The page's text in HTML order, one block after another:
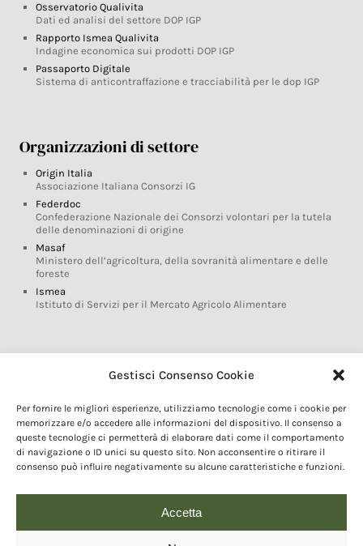
Gestisci Consenso Cookie
Per fornire le migliori esperienze, utilizziamo tecnologie come i cookie per
memorizzare e/o accedere alle informazioni del dispositivo. Il consenso a
queste tecnologie ci permetterà di elaborare dati come il comportamento
di navigazione o ID unici su questo sito. Non acconsentire o ritirare il
consenso può influire negativamente su alcune caratteristiche e funzioni.
Accetta
Osservatorio Qualivita
Dati ed analisi del settore DOP IGP
Rapporto Ismea Qualivita
Indagine economica sui prodotti DOP IGP
Passaporto Digitale
Sistema di anticontraffazione e tracciabilità per le dop IGP
Organizzazioni di settore
Origin Italia
Associazione Italiana Consorzi IG
Federdoc
Confederazione Nazionale dei Consorzi volontari per la tutela
delle denominazioni di origine
Masaf
Ministero dell’agricoltura, della sovranità alimentare e delle
foreste
Ismea
Istituto di Servizi per il Mercato Agricolo Alimentare
Glossario DOP IGP
Marchi DOP IGP
Normativa prodotti DOP IGP
Consorzi di Tutela
Farm To Fork e prodotti DOP IGP